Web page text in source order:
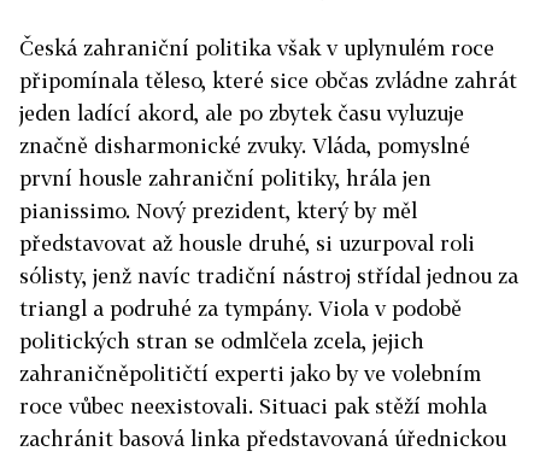
Česká zahraniční politika však v uplynulém roce
připomínala těleso, které sice občas zvládne zahrát
jeden ladící akord, ale po zbytek času vyluzuje
značně disharmonické zvuky. Vláda, pomyslné
první housle zahraniční politiky, hrála jen
pianissimo. Nový prezident, který by měl
představovat až housle druhé, si uzurpoval roli
sólisty, jenž navíc tradiční nástroj střídal jednou za
triangl a podruhé za tympány. Viola v podobě
politických stran se odmlčela zcela, jejich
zahraničněpolitičtí experti jako by ve volebním
roce vůbec neexistovali. Situaci pak stěží mohla
zachránit basová linka představovaná úřednickou